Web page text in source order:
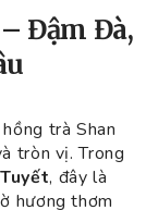
Đậm Đà,
trà Shan
tròn vị. Trong
, đây là
hương thơm